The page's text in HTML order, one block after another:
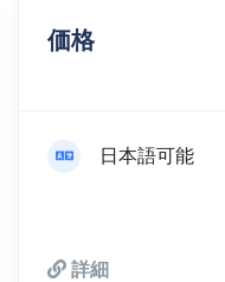
価格
日本語可能
詳細